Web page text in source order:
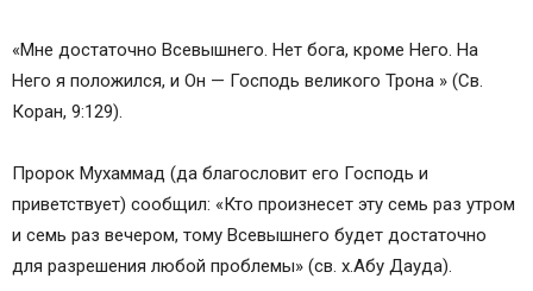
«Мне достаточно Всевышнего. Нет бога, кроме Него. На
Него я положился, и Он — Господь великого Трона » (Св.
Коран, 9:129).
Пророк Мухаммад (да благословит его Господь и
приветствует) сообщил: «Кто произнесет эту семь раз утром
и семь раз вечером, тому Всевышнего будет достаточно
для разрешения любой проблемы» (св. х.Абу Дауда).